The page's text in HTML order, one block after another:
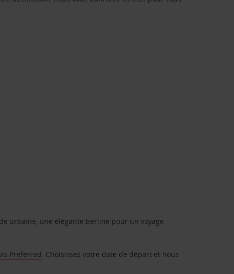
urbaine, une élégante berline pour un voyage
Preferred. Choisissez votre date de départ et nous